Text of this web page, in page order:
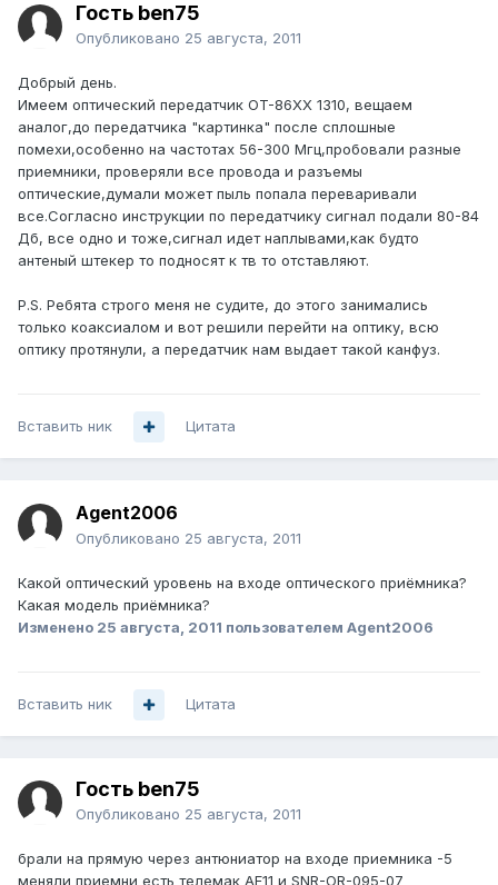
Гость ben75
Опубликовано 25 августа, 2011
Добрый день.
Имеем оптический передатчик OT-86XX 1310, вещаем
аналог,до передатчика "картинка" после сплошные
помехи,особенно на частотах 56-300 Мгц,пробовали разные
приемники, проверяли все провода и разъемы
оптические,думали может пыль попала переваривали
все.Согласно инструкции по передатчику сигнал подали 80-84
Дб, все одно и тоже,сигнал идет наплывами,как будто
антеный штекер то подносят к тв то отставляют.
P.S. Ребята строго меня не судите, до этого занимались
только коаксиалом и вот решили перейти на оптику, всю
оптику протянули, а передатчик нам выдает такой канфуз.
Вставить ник Цитата
Agent2006
Опубликовано 25 августа, 2011
Какой оптический уровень на входе оптического приёмника?
Какая модель приёмника?
Изменено 25 августа, 2011 пользователем Agent2006
Вставить ник Цитата
Гость ben75
Опубликовано 25 августа, 2011
брали на прямую через антюниатор на входе приемника -5
меняли приемни есть телемак AF11 и SNR-OR-095-07